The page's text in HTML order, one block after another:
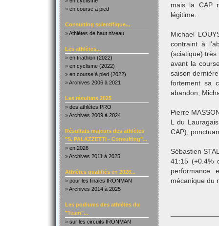
» en course à pied
Consulting scientifique...
»Athlètes de haut niveau
Les athlètes...
» en triathlon (2022)
» en cyclisme (2022)
» en course à pied (2022)
»Archives 2006 à 2021
Les résultats 2025
» des athlètes PRO
»Archives 2009 à 2024
Résultats majeurs des athlètes
"S. PALAZZETTI - Consulting"...
» en 2026
»Archives 2011 à 2025
Athlètes qualifiés en 2026...
» pour les finales IRONMAN
»Archives 2014 à 2025
Les podiums des athlètes du
"Team"...
» sur les circuits IRONMAN
mais la CAP
légitime.
Michael
contraint à
(sciatique)
avant la
saison
fortement sa
abandon,
Pierre
L du
CAP),
Sébastien
41:15 (+0.4%
performance
mécanique du